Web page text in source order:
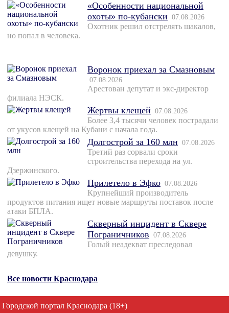
«Особенности национальной
охоты» по-кубански 07.08.2026
Охотник решил отстрелять шакалов,
но попал в человека.
Воронок приехал за Смазновым
07.08.2026
Арестован депутат и экс-директор
филиала НЭСК.
Жертвы клещей 07.08.2026
Более 3,4 тысячи человек пострадали
от укусов клещей на Кубани с начала года.
Долгострой за 160 млн 07.08.2026
Третий раз сорвали сроки
строительства перехода на ул.
Дзержинского.
Прилетело в Эфко 07.08.2026
Крупнейший производитель
продуктов питания ищет новые маршруты поставок после
атаки БПЛА.
Скверный инцидент в Сквере
Пограничников 07.08.2026
Голый неадекват преследовал
девушку.
Все новости Краснодара
Городской портал Краснодара (18+)